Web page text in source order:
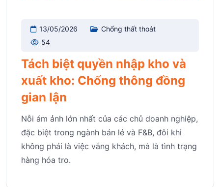
13/05/2026
Chống thất thoát
54
Tách biệt quyền nhập kho và
xuất kho: Chống thông đồng
gian lận
Nỗi ám ảnh lớn nhất của các chủ doanh nghiệp,
đặc biệt trong ngành bán lẻ và F&B, đôi khi
không phải là việc vắng khách, mà là tình trạng
hàng hóa tro.